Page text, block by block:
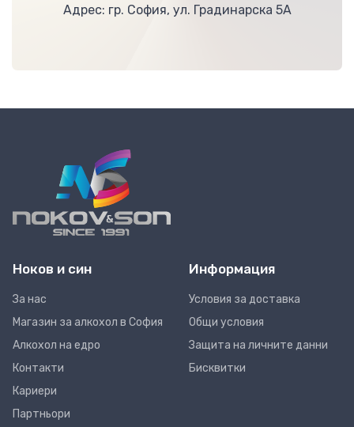
Адрес: гр. София, ул. Градинарска 5А
Ноков и син
За нас
Магазин за алкохол в София
Алкохол на едро
Контакти
Кариери
Партньори
Информация
Условия за доставка
Общи условия
Защита на личните данни
Бисквитки